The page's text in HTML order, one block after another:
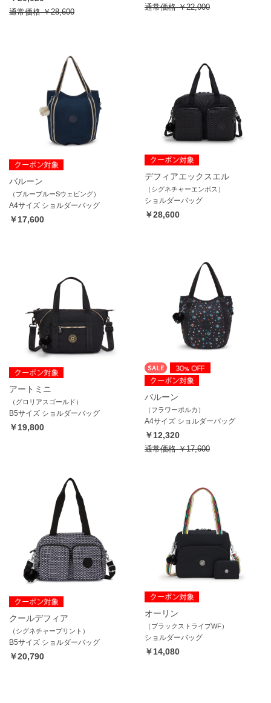
通常価格￥28,600
通常価格￥22,000
バルーン
（ブルーブルーSウェビング）
A4サイズ ショルダーバッグ
￥17,600
デフィアエックスエル
（シグネチャーエンボス）
ショルダーバッグ
￥28,600
アートミニ
（グロリアスゴールド）
B5サイズ ショルダーバッグ
￥19,800
バルーン
（フラワーポルカ）
A4サイズ ショルダーバッグ
￥12,320
通常価格￥17,600
クールデフィア
（シグネチャープリント）
B5サイズ ショルダーバッグ
￥20,790
オーリン
（ブラックストライプWF）
ショルダーバッグ
￥14,080